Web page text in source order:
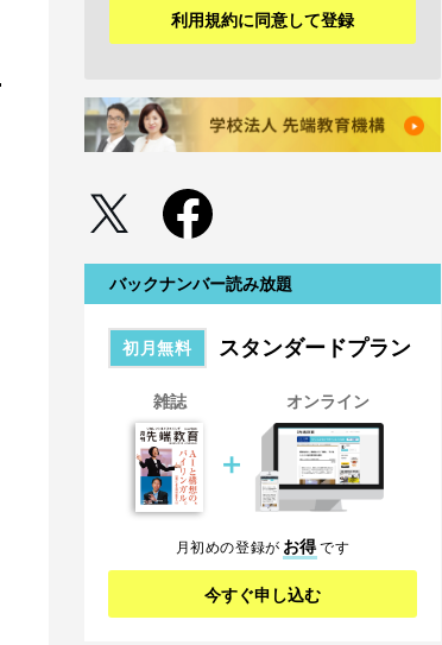
利用規約に同意して登録
バックナンバー読み放題
初月無料 スタンダードプラン
雑誌
＋
オンライン
月初めの登録が お得です
今すぐ申し込む